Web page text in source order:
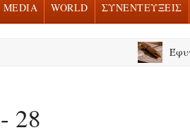
MEDIA WORLD ΣΥΝΕΝΤΕΥΞΕΙΣ
Έφυγε
28